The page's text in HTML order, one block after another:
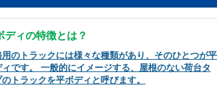
ディの特徴とは？
用のトラックには様々な種類があり、そのひとつが平
ィです。 一般的にイメージする、屋根のない荷台タ
のトラックを平ボディと呼びます。